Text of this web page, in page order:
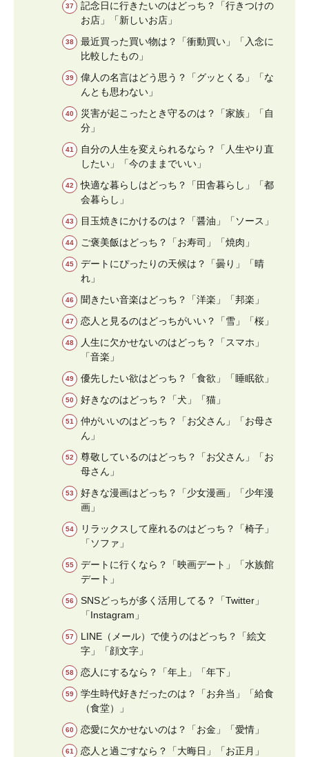
記念日に行きたいのはどっち？「行きつけの
お店」「新しいお店」
最近買った買い物は？「衝動買い」「入念に
比較したもの」
偉人の名言はどう思う？「グッとくる」「な
んとも思わない」
災害が起こったとき守るのは？「家族」「自
分」
自分の人生を変えられるなら？「人生やり直
したい」「今のままでいい」
快適な暮らしはどっち？「田舎暮らし」「都
会暮らし」
目玉焼きにかけるのは？「醤油」「ソース」
ご褒美飯はどっち？「お寿司」「焼肉」
デートにぴったりの天候は？「曇り」「晴
れ」
聞きたい音楽はどっち？「洋楽」「邦楽」
恋人と見るのはどっちがいい？「雪」「桜」
人生に欠かせないのはどっち？「スマホ」
「音楽」
優先したい欲はどっち？「食欲」「睡眠欲」
好きなのはどっち？「犬」「猫」
仲がいいのはどっち？「お父さん」「お母さ
ん」
尊敬しているのはどっち？「お父さん」「お
母さん」
好きな漫画はどっち？「少女漫画」「少年漫
画」
リラックスして座れるのはどっち？「椅子」
「ソファ」
デートに行くなら？「映画デート」「水族館
デート」
SNSどっちが多く活用してる？「Twitter」
「Instagram」
LINE（メール）で使うのはどっち？「絵文
字」「顔文字」
恋人にするなら？「年上」「年下」
学生時代好きだったのは？「お弁当」「給食
（食堂）」
恋愛に欠かせないのは？「お金」「愛情」
恋人と過ごすなら？「大晦日」「お正月」